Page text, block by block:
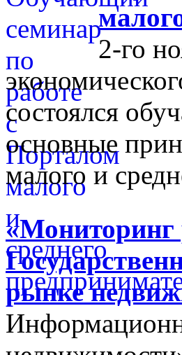
2-го
состоялся
основные
малого и
«Мониторинг
рынке